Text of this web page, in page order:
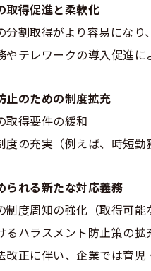
得促進と柔軟化
分割取得がより容易にな
やテレワークの導入促進
のための制度拡充
取得要件の緩和
度の充実（例えば、時短勤
れる新たな対応義務
制度周知の強化（取得可
るハラスメント防止策の拡
改正に伴い、企業では育